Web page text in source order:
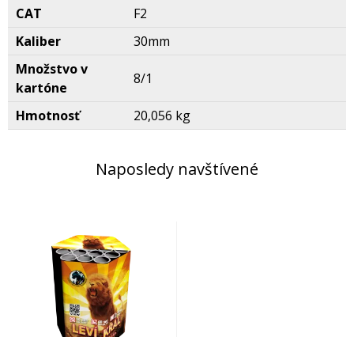
CAT
F2
Kaliber
30mm
Množstvo v
kartóne
8/1
Hmotnosť 20,056 kg
Naposledy navštívené